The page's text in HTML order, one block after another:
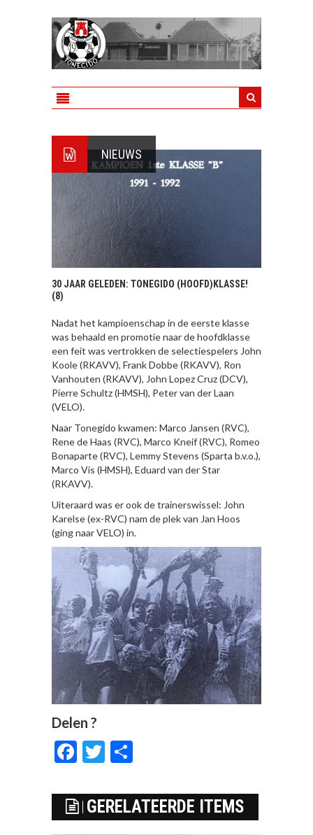
NIEUWS
30 JAAR GELEDEN: TONEGIDO (HOOFD)KLASSE!
(8)
Nadat het kampioenschap in de eerste klasse
was behaald en promotie naar de hoofdklasse
een feit was vertrokken de selectiespelers John
Koole (RKAVV), Frank Dobbe (RKAVV), Ron
Vanhouten (RKAVV), John Lopez Cruz (DCV),
Pierre Schultz (HMSH), Peter van der Laan
(VELO).
Naar Tonegido kwamen: Marco Jansen (RVC),
Rene de Haas (RVC), Marco Kneif (RVC), Romeo
Bonaparte (RVC), Lemmy Stevens (Sparta b.v.o.),
Marco Vis (HMSH), Eduard van der Star
(RKAVV).
Uiteraard was er ook de trainerswissel: John
Karelse (ex-RVC) nam de plek van Jan Hoos
(ging naar VELO) in.
Delen ?
Facebook
Twitter
GERELATEERDE ITEMS